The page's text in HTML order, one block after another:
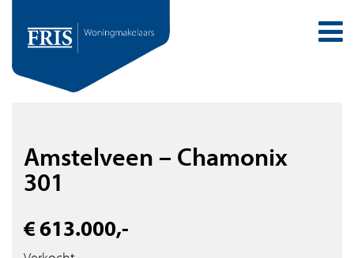
Amstelveen – Chamonix
301
€ 613.000,-